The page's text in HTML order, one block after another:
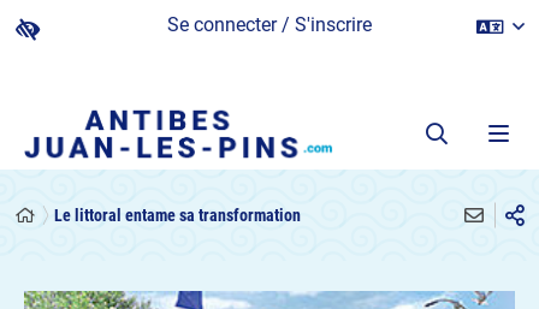
Se connecter / S'inscrire
Le littoral entame sa transformation